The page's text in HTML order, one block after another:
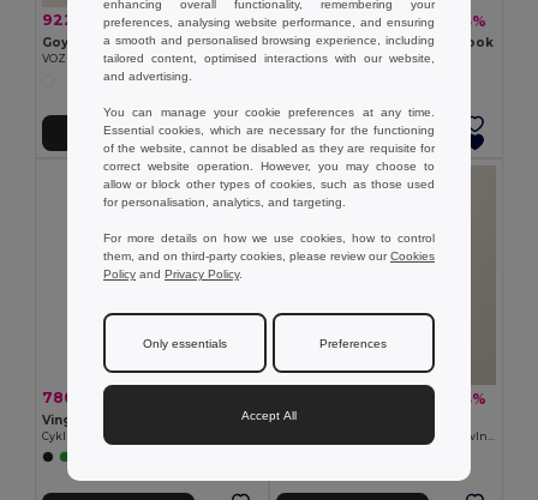
922,59 kč1 578,94 kč -42%
Goya 29025
VOZÍK PRO LAPTOP
Přidat do košíku
91,52 kč161,08 kč -43%
DEOPAD Pouzdro na notebook
GiftRetail IT3561
Přidat do košíku
780,46 kč
Vinga V5018
Cyklistická brašna VINGA Baltimore
-43%
Goya 53024
Konferenční taška z recyklované bavlny s nastavitelným popruhem PAMBA
enhancing overall functionality, remembering your
preferences, analysing website performance, and ensuring
a smooth and personalised browsing experience, including
tailored content, optimised interactions with our website,
and advertising.
You can manage your cookie preferences at any time.
Essential cookies, which are necessary for the functioning
of the website, cannot be disabled as they are requisite for
correct website operation. However, you may choose to
allow or block other types of cookies, such as those used
for personalisation, analytics, and targeting.
For more details on how we use cookies, how to control
them, and on third-party cookies, please review ourCookies
Policy and Privacy Policy.
Only essentials Preferences
Accept All